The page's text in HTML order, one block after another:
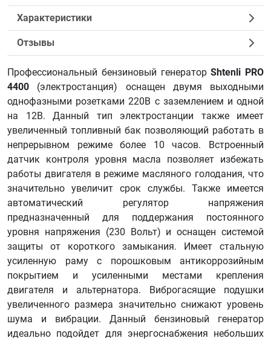
Характеристики
Отзывы
Профессиональный бензиновый генераторShtenli PRO
4400 (электростанция) оснащен двумя выходными
однофазными розетками 220В с заземлением и одной
на 12В. Данный тип электростанции также имеет
увеличенный топливный бак позволяющий работать в
непрерывном режиме более 10 часов. Встроенный
датчик контроля уровня масла позволяет избежать
работы двигателя в режиме масляного голодания, что
значительно увеличит срок службы. Также имеется
автоматический регулятор напряжения
предназначенный для поддержания постоянного
уровня напряжения (230 Вольт) и оснащен системой
защиты от короткого замыкания. Имеет стальную
усиленную раму с порошковым антикоррозийным
покрытием и усиленными местами крепления
двигателя и альтернатора. Виброгасящие подушки
увеличенного размера значительно снижают уровень
шума и вибрации. Данный бензиновый генератор
идеально подойдет для энергоснабжения небольших